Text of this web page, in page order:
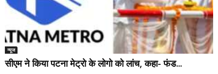
न्यूज
सीएम ने किया पटना मेट्रो के लोगो को लांच, कहा- फंड...